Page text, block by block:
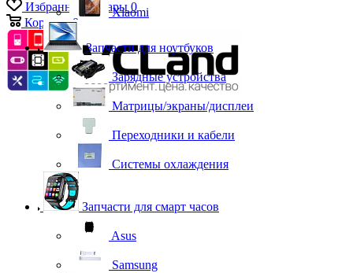
Избранные товары 0
Корзина 0
Xiaomi
Запчасти для ноутбуков
Зарядные устройства
Матрицы/экраны/дисплеи
Переходники и кабели
Системы охлаждения
Запчасти для смарт часов
Asus
Samsung